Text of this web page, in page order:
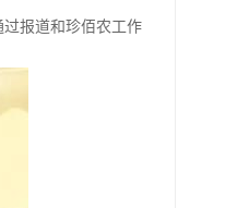
报道和珍佰农工作